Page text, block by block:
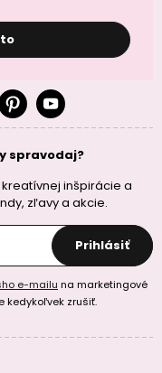
spravodaj?
inšpirácie a
zľavy a akcie.
Prihlásiť
e-mailu na marketingové
kedykoľvek zrušiť.